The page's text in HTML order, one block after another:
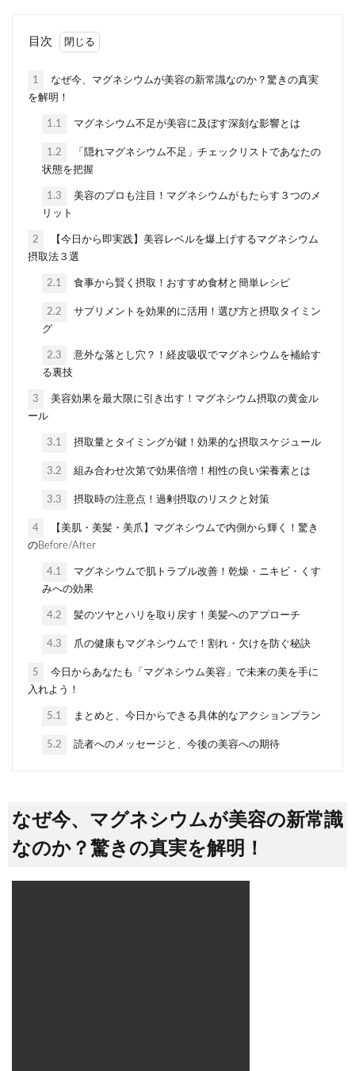
目次
1
なぜ今、マグネシウムが美容の新常識なのか？驚きの真実
を解明！
1.1 マグネシウム不足が美容に及ぼす深刻な影響とは
1.2
「隠れマグネシウム不足」チェックリストであなたの
状態を把握
1.3
美容のプロも注目！マグネシウムがもたらす３つのメ
リット
2
【今日から即実践】美容レベルを爆上げするマグネシウム
摂取法３選
2.1 食事から賢く摂取！おすすめ食材と簡単レシピ
2.2
サプリメントを効果的に活用！選び方と摂取タイミン
グ
2.3
意外な落とし穴？！経皮吸収でマグネシウムを補給す
る裏技
3
美容効果を最大限に引き出す！マグネシウム摂取の黄金ル
ール
3.1 摂取量とタイミングが鍵！効果的な摂取スケジュール
3.2 組み合わせ次第で効果倍増！相性の良い栄養素とは
3.3 摂取時の注意点！過剰摂取のリスクと対策
4
【美肌・美髪・美爪】マグネシウムで内側から輝く！驚き
のBefore/After
4.1
マグネシウムで肌トラブル改善！乾燥・ニキビ・くす
みへの効果
4.2 髪のツヤとハリを取り戻す！美髪へのアプローチ
4.3 爪の健康もマグネシウムで！割れ・欠けを防ぐ秘訣
5
今日からあなたも「マグネシウム美容」で未来の美を手に
入れよう！
5.1 まとめと、今日からできる具体的なアクションプラン
5.2 読者へのメッセージと、今後の美容への期待
なぜ今、マグネシウムが美容の新常識
なのか？驚きの真実を解明！